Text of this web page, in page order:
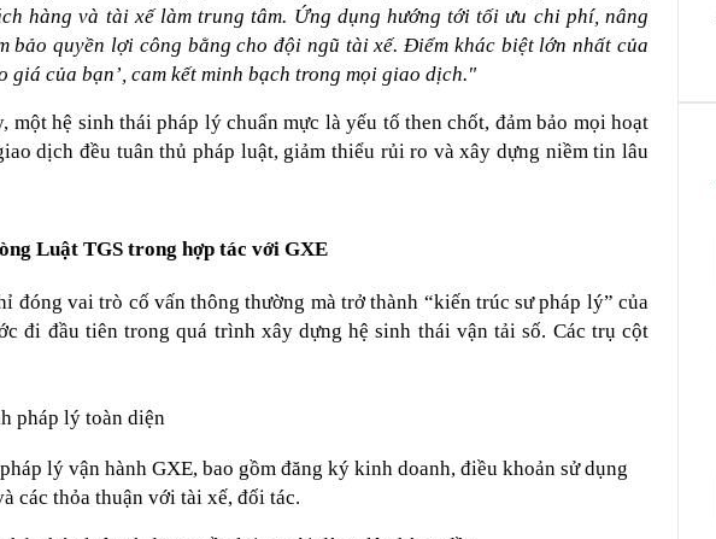
hàng và tài xế làm trung tâm. Ứng dụng hướng tới tối ưu chi phí, nâng
bảo quyền lợi công bằng cho đội ngũ tài xế. Điểm khác biệt lớn nhất của
giá của bạn’, cam kết minh bạch trong mọi giao dịch."
một hệ sinh thái pháp lý chuẩn mực là yếu tố then chốt, đảm bảo mọi hoạt
dịch đều tuân thủ pháp luật, giảm thiểu rủi ro và xây dựng niềm tin lâu
Luật TGS trong hợp tác với GXE
đóng vai trò cố vấn thông thường mà trở thành “kiến trúc sư pháp lý” của
đi đầu tiên trong quá trình xây dựng hệ sinh thái vận tải số. Các trụ cột
pháp lý toàn diện
lý vận hành GXE, bao gồm đăng ký kinh doanh, điều khoản sử dụng
các thỏa thuận với tài xế, đối tác.